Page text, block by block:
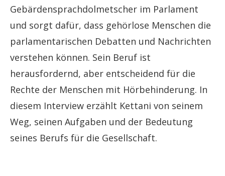
Gebärdensprachdolmetscher im Parlament
und sorgt dafür, dass gehörlose Menschen die
parlamentarischen Debatten und Nachrichten
verstehen können. Sein Beruf ist
herausfordernd, aber entscheidend für die
Rechte der Menschen mit Hörbehinderung. In
diesem Interview erzählt Kettani von seinem
Weg, seinen Aufgaben und der Bedeutung
seines Berufs für die Gesellschaft.